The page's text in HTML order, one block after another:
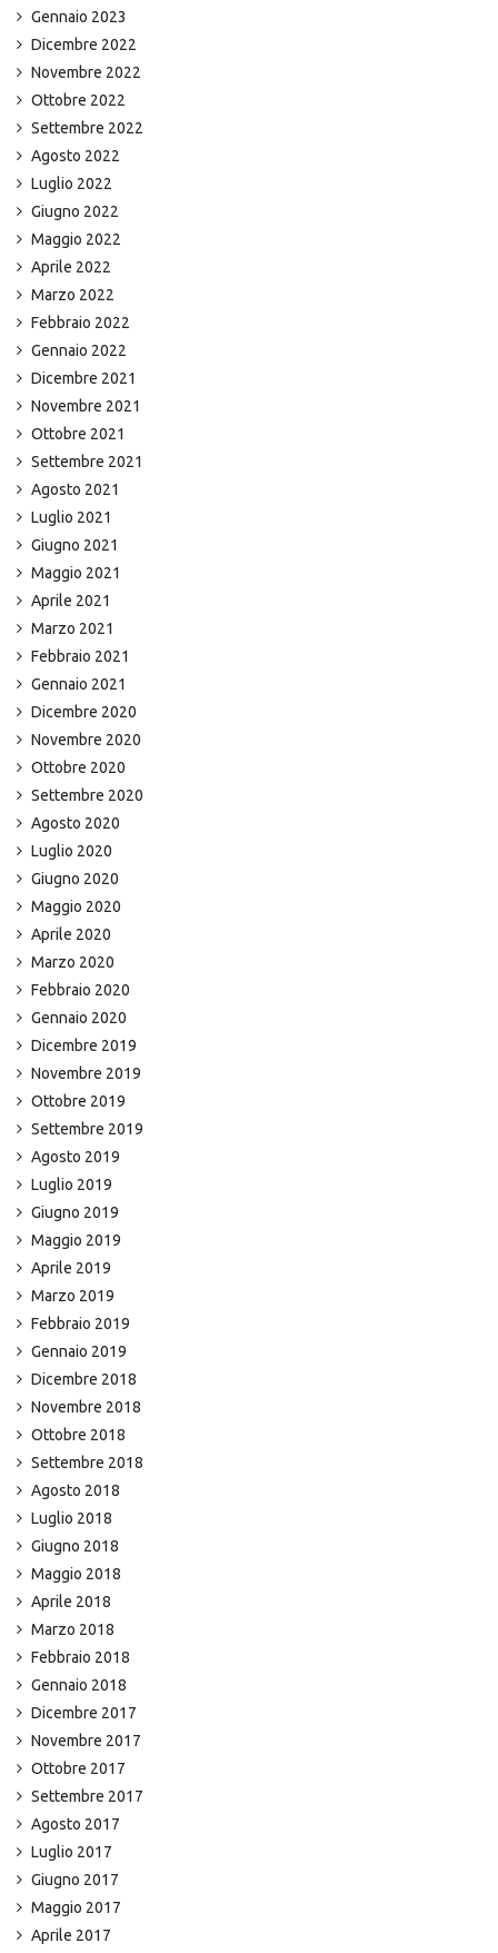
Gennaio 2023
Dicembre 2022
Novembre 2022
Ottobre 2022
Settembre 2022
Agosto 2022
Luglio 2022
Giugno 2022
Maggio 2022
Aprile 2022
Marzo 2022
Febbraio 2022
Gennaio 2022
Dicembre 2021
Novembre 2021
Ottobre 2021
Settembre 2021
Agosto 2021
Luglio 2021
Giugno 2021
Maggio 2021
Aprile 2021
Marzo 2021
Febbraio 2021
Gennaio 2021
Dicembre 2020
Novembre 2020
Ottobre 2020
Settembre 2020
Agosto 2020
Luglio 2020
Giugno 2020
Maggio 2020
Aprile 2020
Marzo 2020
Febbraio 2020
Gennaio 2020
Dicembre 2019
Novembre 2019
Ottobre 2019
Settembre 2019
Agosto 2019
Luglio 2019
Giugno 2019
Maggio 2019
Aprile 2019
Marzo 2019
Febbraio 2019
Gennaio 2019
Dicembre 2018
Novembre 2018
Ottobre 2018
Settembre 2018
Agosto 2018
Luglio 2018
Giugno 2018
Maggio 2018
Aprile 2018
Marzo 2018
Febbraio 2018
Gennaio 2018
Dicembre 2017
Novembre 2017
Ottobre 2017
Settembre 2017
Agosto 2017
Luglio 2017
Giugno 2017
Maggio 2017
Aprile 2017